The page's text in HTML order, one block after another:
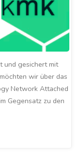
und gesichert mit
wir über das
Network Attached
Gegensatz zu den